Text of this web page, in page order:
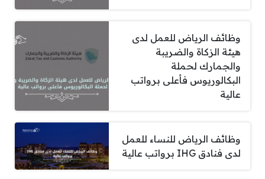
وظائف الرياض للعمل لدى
هيئة الزكاة والضريبة
والجمارك لحملة
البكالوريوس فأعلى برواتب
عالية
وظائف الرياض للنساء للعمل
لدى فنادق IHG برواتب عالية